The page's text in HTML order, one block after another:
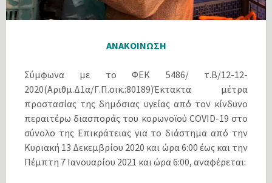
ΑΝΑΚΟΙΝΩΣΗ
Σύμφωνα με το ΦΕΚ 5486/ τ.Β/12-12-
2020(Αριθμ.Δ1α/Γ.Π.οικ.:80189)Έκτακτα μέτρα
προστασίας της δημόσιας υγείας από τον κίνδυνο
περαιτέρω διασποράς του κορωνοϊού COVID-19 στο
σύνολο της Επικράτειας για το διάστημα από την
Κυριακή 13 Δεκεμβρίου 2020 και ώρα 6:00 έως και την
Πέμπτη 7 Ιανουαρίου 2021 και ώρα 6:00, αναφέρεται: